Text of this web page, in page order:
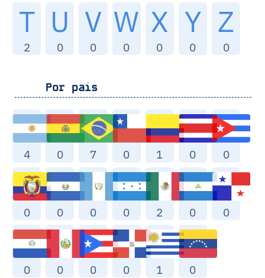
T
2
U
0
V
0
W
0
X
0
Y
0
Z
0
Por pais
4 0 7 0 1 0 0
0 0 0 0 2 0 0
0 0 0 0 1 0